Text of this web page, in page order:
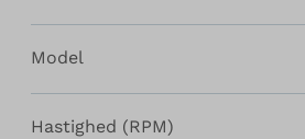
Model
Hastighed (RPM)